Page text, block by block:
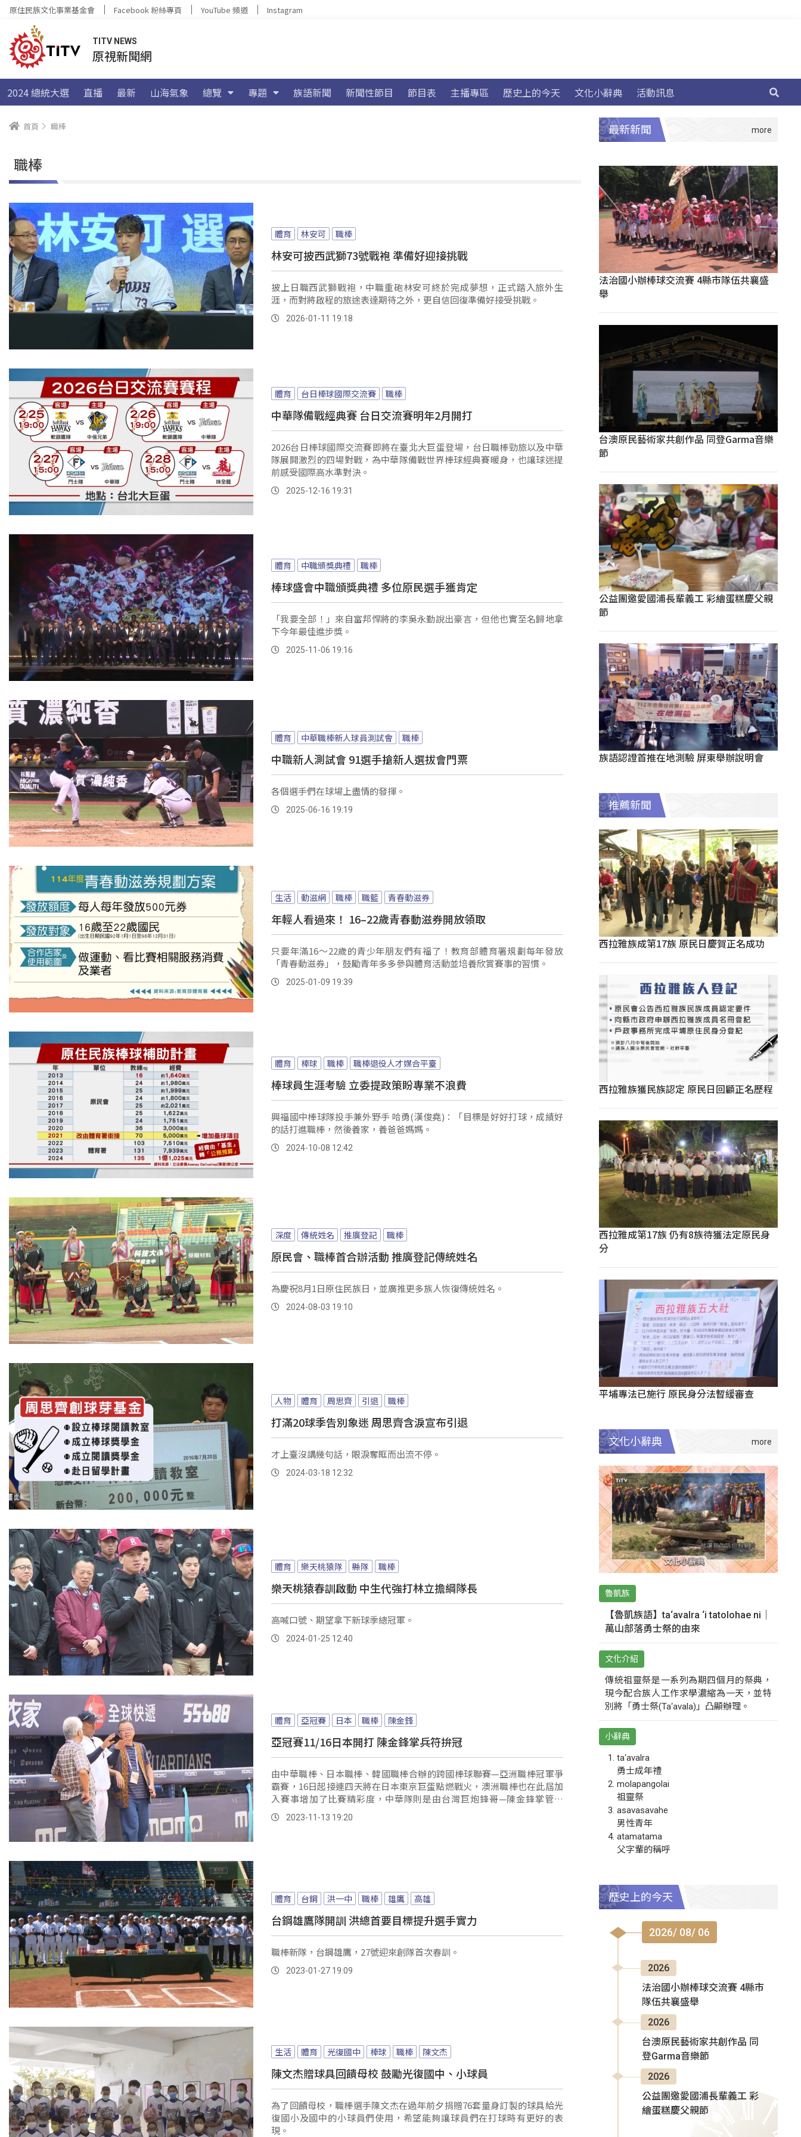
原住民族文化事業基金會 Facebook 粉絲專頁 YouTube 頻道 Instagram
TITV NEWS
原視新聞網
2024 總統大選 直播 最新 山海氣象 總覽 專題 族語新聞 新聞性節目 節目表 主播專區 歷史上的今天 文化小辭典 活動訊息
首頁 職棒
職棒
體育 林安可 職棒
林安可披西武獅73號戰袍 準備好迎接挑戰
披上日職西武獅戰袍，中職重砲林安可終於完成夢想，正式踏入旅外生
涯，而對將啟程的旅途表達期待之外，更自信回復準備好接受挑戰。
2026-01-11 19:18
體育 台日棒球國際交流賽 職棒
中華隊備戰經典賽 台日交流賽明年2月開打
2026台日棒球國際交流賽即將在臺北大巨蛋登場，台日職棒勁旅以及中華
隊展開激烈的四場對戰，為中華隊備戰世界棒球經典賽暖身，也讓球迷提
前感受國際高水準對決。
2025-12-16 19:31
體育 中職頒獎典禮 職棒
棒球盛會中職頒獎典禮 多位原民選手獲肯定
「我要全部！」來自富邦悍將的李吳永勤說出豪言，但他也實至名歸地拿
下今年最佳進步獎。
2025-11-06 19:16
體育 中華職棒新人球員測試會 職棒
中職新人測試會 91選手搶新人選拔會門票
各個選手們在球場上盡情的發揮。
2025-06-16 19:19
生活 動滋網 職棒 職籃 青春動滋券
年輕人看過來！ 16–22歲青春動滋券開放領取
只要年滿16～22歲的青少年朋友們有福了！教育部體育署規劃每年發放
「青春動滋券」，鼓勵青年多多參與體育活動並培養欣賞賽事的習慣。
2025-01-09 19:39
體育 棒球 職棒 職棒退役人才媒合平臺
棒球員生涯考驗 立委提政策盼專業不浪費
興福國中棒球隊投手兼外野手 哈勇(漢俊堯)：「目標是好好打球，成績好
的話打進職棒，然後養家，養爸爸媽媽。
2024-10-08 12:42
深度 傳統姓名 推廣登記 職棒
原民會、職棒首合辦活動 推廣登記傳統姓名
為慶祝8月1日原住民族日，並廣推更多族人恢復傳統姓名。
2024-08-03 19:10
人物 體育 周思齊 引退 職棒
打滿20球季告別象迷 周思齊含淚宣布引退
才上臺沒講幾句話，眼淚奪眶而出流不停。
2024-03-18 12:32
體育 樂天桃猿隊 縣隊 職棒
樂天桃猿春訓啟動 中生代強打林立擔綱隊長
高喊口號、期望拿下新球季總冠軍。
2024-01-25 12:40
體育 亞冠賽 日本 職棒 陳金鋒
亞冠賽11/16日本開打 陳金鋒掌兵符拚冠
由中華職棒、日本職棒、韓國職棒合辦的跨國棒球聯賽—亞洲職棒冠軍爭
霸賽，16日起接連四天將在日本東京巨蛋點燃戰火，澳洲職棒也在此屆加
入賽事增加了比賽精彩度，中華隊則是由台灣巨炮鋒哥—陳金鋒掌管兵
符、擔任總教練。
2023-11-13 19:20
體育 台鋼 洪一中 職棒 雄鷹 高雄
台鋼雄鷹隊開訓 洪總首要目標提升選手實力
職棒新隊，台鋼雄鷹，27號迎來創隊首次春訓。
2023-01-27 19:09
生活 體育 光復國中 棒球 職棒 陳文杰
陳文杰贈球具回饋母校 鼓勵光復國中、小球員
為了回饋母校，職棒選手陳文杰在過年前夕捐贈76套量身訂製的球具給光
復國小及國中的小球員們使用，希望能夠讓球員們在打球時有更好的表
現。
最新新聞
法治國小辦棒球交流賽 4縣市隊伍共襄盛
舉
台澳原民藝術家共創作品 同登Garma音樂
節
公益團邀愛國浦長輩義工 彩繪蛋糕慶父親
節
族語認證首推在地測驗 屏東舉辦說明會
推薦新聞
西拉雅族成第17族 原民日慶賀正名成功
西拉雅族獲民族認定 原民日回顧正名歷程
西拉雅成第17族 仍有8族待獲法定原民身
分
平埔專法已施行 原民身分法暫緩審查
文化小辭典
魯凱族
【魯凱族語】ta‘avalra ‘i tatolohae ni｜
萬山部落勇士祭的由來
文化介紹
傳統祖靈祭是一系列為期四個月的祭典，
現今配合族人工作求學濃縮為一天，並特
別將「勇士祭(Ta‘avala)」凸顯辦理。
小辭典
ta‘avalra
勇士成年禮
molapangolai
祖靈祭
asavasavahe
男性青年
atamatama
父字輩的稱呼
歷史上的今天
2026/ 08/ 06
2026
法治國小辦棒球交流賽 4縣市
隊伍共襄盛舉
2026
台澳原民藝術家共創作品 同
登Garma音樂節
2026
公益團邀愛國浦長輩義工 彩
繪蛋糕慶父親節